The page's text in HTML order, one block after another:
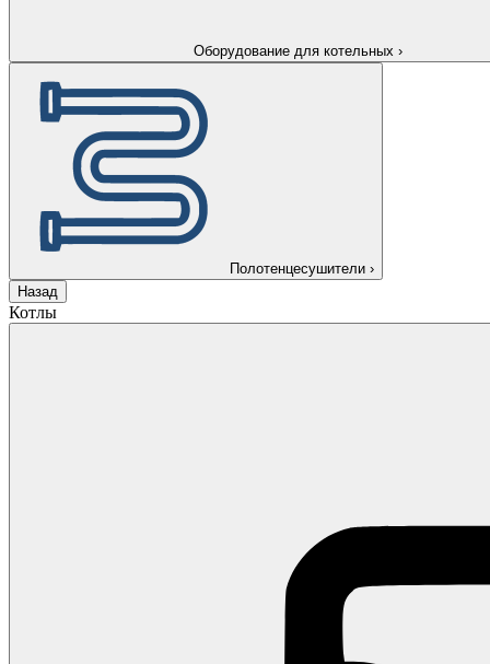
Оборудование для котельных ›
Полотенцесушители ›
Назад
Котлы